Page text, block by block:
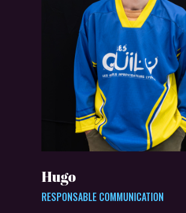
Hugo
RESPONSABLE COMMUNICATION